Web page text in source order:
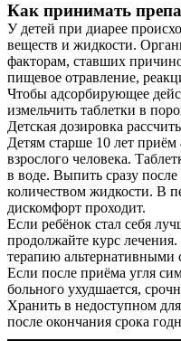
Как принимать
У детей при диарее
веществ и жидкости.
факторам, ставших
пищевое отравление,
Чтобы адсорбирующее
измельчить таблетки в
Детская дозировка
Детям старше 10 лет приём
взрослого человека.
в воде. Выпить сразу
количеством жидкости. В
дискомфорт проходит.
Если ребёнок стал себя
продолжайте курс
терапию
Если после приёма угля
больного ухудшается,
Хранить в недоступном
после окончания срока